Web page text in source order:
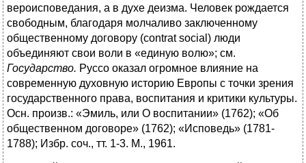
вероисповедания, а в духе деизма. Человек рождается
свободным, благодаря молчаливо заключенному
общественному договору (contrat social) люди
объединяют свои воли в «единую волю»; см.
Государство. Руссо оказал огромное влияние на
современную духовную историю Европы с точки зрения
государственного права, воспитания и критики культуры.
Осн. произв.: «Эмиль, или О воспитании» (1762); «Об
общественном договоре» (1762); «Исповедь» (1781-
1788); Избр. соч., тт. 1-3. М., 1961.